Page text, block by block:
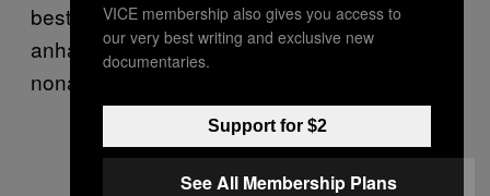
bestellen würde. Das Abstimmungsergebnis
anhand der Anzahl an Bestellungen fiel—
nona—zugunsten des Hofer-Schnitzels aus.
VICE membership also gives you access to
our very best writing and exclusive new
documentaries.
Support for $2
See All Membership Plans